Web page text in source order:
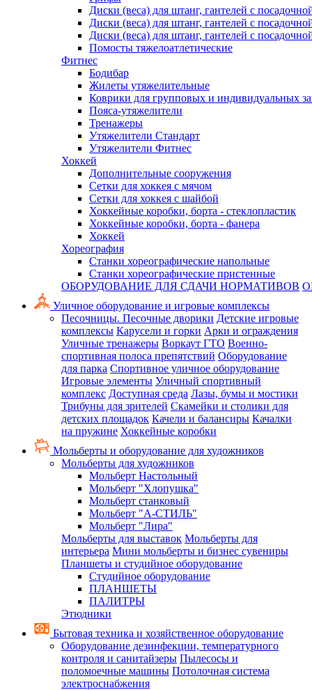
Диски (веса) для штанг, гантелей с
Диски (веса) для штанг, гантелей с
Диски (веса) для штанг, гантелей с
Помосты тяжелоатлетические
Фитнес
Бодибар
Жилеты утяжелительные
Коврики для групповых и индивидуальных
Пояса-утяжелители
Тренажеры
Утяжелители Стандарт
Утяжелители Фитнес
Хоккей
Дополнительные сооружения
Сетки для хоккея с мячом
Сетки для хоккея с шайбой
Хоккейные коробки, борта - стеклопластик
Хоккейные коробки, борта - фанера
Хоккей
Хореография
Станки хореографические напольные
Станки хореографические пристенные
ОБОРУДОВАНИЕ ДЛЯ СДАЧИ НОРМАТИВОВ
Уличное оборудование и игровые комплексы
Песочницы. Песочные дворики Детские игровые
комплексы Карусели и горки Арки и ограждения
Уличные тренажеры Воркаут ГТО Военно-
спортивная полоса препятствий Оборудование
для парка Спортивное уличное оборудование
Игровые элементы Уличный спортивный
комплекс Доступная среда Лазы, бумы и мостики
Трибуны для зрителей Скамейки и столики для
детских площадок Качели и балансиры Качалки
на пружине Хоккейные коробки
Мольберты и оборудование для художников
Мольберты для художников
Мольберт Настольный
Мольберт "Хлопушка"
Мольберт станковый
Мольберт "А-СТИЛЬ"
Мольберт "Лира"
Мольберты для выставок Мольберты для
интерьера Мини мольберты и бизнес сувениры
Планшеты и студийное оборудование
Студийное оборудование
ПЛАНШЕТЫ
ПАЛИТРЫ
Этюдники
Бытовая техника и хозяйственное оборудование
Оборудование дезинфекции, температурного
контроля и санитайзеры Пылесосы и
поломоечные машины Потолочная система
электроснабжения